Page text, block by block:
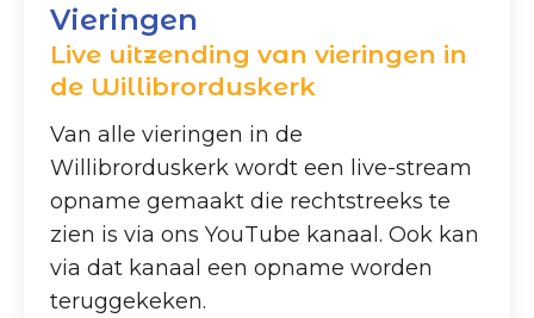
Vieringen
Live uitzending van vieringen in
de Willibrorduskerk
Van alle vieringen in de
Willibrorduskerk wordt een live-stream
opname gemaakt die rechtstreeks te
zien is via ons YouTube kanaal. Ook kan
via dat kanaal een opname worden
teruggekeken.